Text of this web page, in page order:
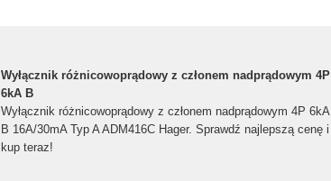
Wyłącznik różnicowoprądowy z członem nadprądowym 4P
6kA B
Wyłącznik różnicowoprądowy z członem nadprądowym 4P 6kA
B 16A/30mA Typ A ADM416C Hager. Sprawdź najlepszą cenę i
kup teraz!